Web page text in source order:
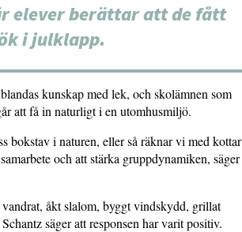
elever berättar att de fått
i julklapp.
kunskap med lek, och skolämnen som
att få in naturligt i en utomhusmiljö.
bokstav i naturen, eller så räknar vi med kottar
och att stärka gruppdynamiken, säger
åkt slalom, byggt vindskydd, grillat
säger att responsen har varit positiv.